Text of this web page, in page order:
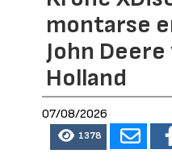
montarse
John
Holland
07/08/2026
1378